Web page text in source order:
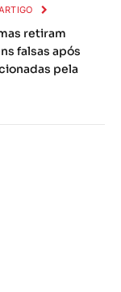
retiram
falsas após
pela